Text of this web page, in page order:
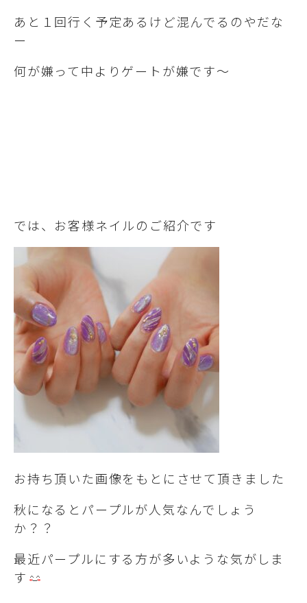
あと１回行く予定あるけど混んでるのやだな
ー
何が嫌って中よりゲートが嫌です～
では、お客様ネイルのご紹介です
お持ち頂いた画像をもとにさせて頂きました
秋になるとパープルが人気なんでしょう
か？？
最近パープルにする方が多いような気がしま
す